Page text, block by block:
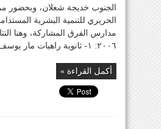
الجنوب خديجة شعلان، وبحضور
الحريري للتنمية البشرية
مدارس الفرق المشاركة، وهنا
٢٠٠٦: ١- ثانوية راهبات مار يوسف ...
أكمل القراءة »